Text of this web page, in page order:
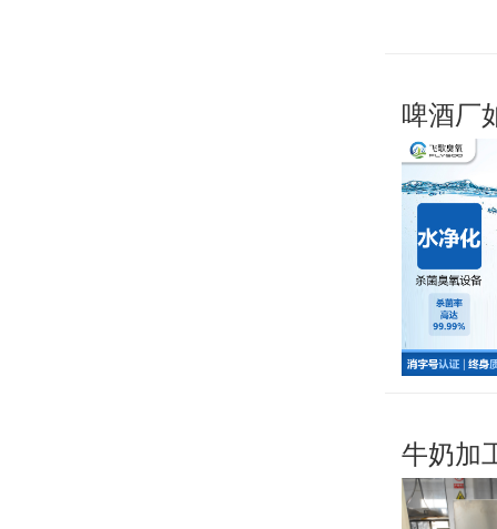
啤酒厂
牛奶加